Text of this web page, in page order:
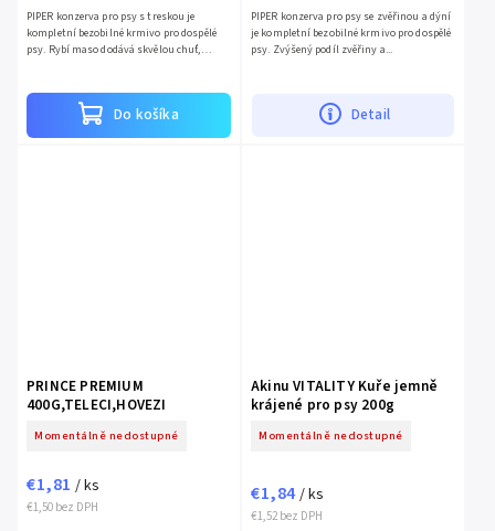
Do košíka
PIPER konzerva pro psy s treskou je
kompletní bezobilné krmivo pro dospělé
psy. Rybí maso dodává skvělou chuť,
Detail
PIPER konzerva pro psy se zvěřinou a dýní
je kompletní bezobilné krmivo pro dospělé
psy. Zvýšený podíl zvěřiny a...
PRINCE PREMIUM
400G,TELECI,HOVEZI
Momentálně nedostupné
€1,50 bez DPH
€1,81 / ks
Akinu VITALITY Kuře jemně
krájené pro psy 200g
Momentálně nedostupné
€1,52 bez DPH
€1,84/ ks